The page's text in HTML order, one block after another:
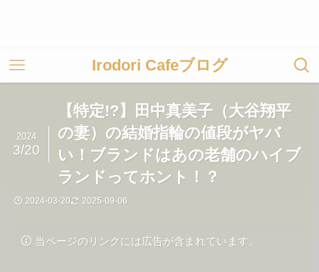
Irodori Cafeブログ
【特定!?】田中真美子（大谷翔平
の妻）の結婚指輪の値段がヤバ
い！ブランドはあの老舗のハイブ
ランドってホント！？
2024
3/20
2024-03-20 2025-09-06
当ページのリンクには広告が含まれています。